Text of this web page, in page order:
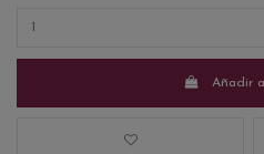
Añadir